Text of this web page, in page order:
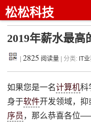
松松科技
2019年薪水最
|2825 阅读量 | 分类: IT
如果您是一名计算机科
身于软件开发领域，
序员 ，那么恭喜各位